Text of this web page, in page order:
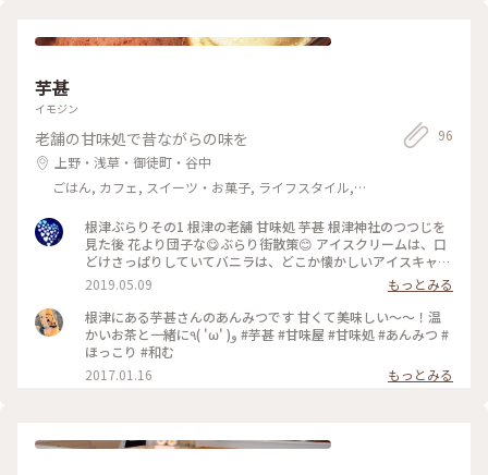
ースと一緒に食べると、 ちょうど良い甘さ加減に‼️ ３枚ありま
芋甚
イモジン
老舗の甘味処で昔ながらの味を
上野・浅草・御徒町・谷中
ごはん, カフェ, スイーツ・お菓子, ライフスタイル,
96
根津ぶらりその1 根津の老舗 甘味処 芋甚 根津神社のつつじを
見た後 花より団子な😋ぶらり街散策😊 アイスクリームは、口
どけさっぱりしていてバニラは、どこか懐かしいアイスキャン
デーのようなお味😍 あずきも甘すぎず口の中でサッと溶ける
感じでこれまた美味しい〜😍 アベックあんみつを頂きました
😍😋 テイクアウトの手作りアイス最中が人気で 注文が入って
から手際よくサクサクした最中に アイスクリームをのせてサ
ッとサンドして紙袋に 入れている様子が楽しくて、格子の窓か
ら 歩道のつつじを眺めながら食べれてラッキー🤞 #おいしい時
間 #根津 #あんみつ #甘味処#谷根千
2019.05.09
もっとみる
根津にある芋甚さんのあんみつです 甘くて美味しい〜〜！温
かいお茶と一緒に٩( 'ω' )و #芋甚 #甘味屋 #甘味処 #あんみつ #
ほっこり #和む
2017.01.16
もっとみる